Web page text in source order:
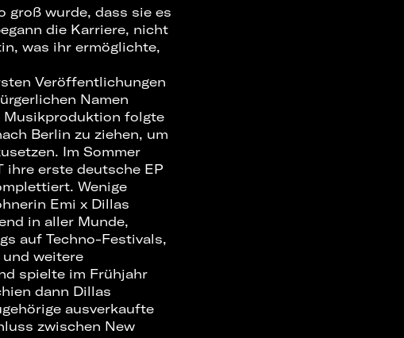
groß wurde, dass sie es
die Karriere, nicht
was ihr ermöglichte,
Veröffentlichungen
Namen
Musikproduktion folgte
Berlin zu ziehen, um
Im Sommer
ihre erste deutsche EP
Wenige
Emi x Dillas
in aller Munde,
auf Techno-Festivals,
weitere
spielte im Frühjahr
dann Dillas
ausverkaufte
zwischen New